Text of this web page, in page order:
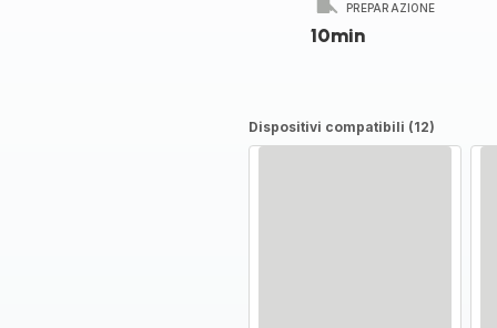
PREPARAZIONE
10min
Dispositivi compatibili (12)